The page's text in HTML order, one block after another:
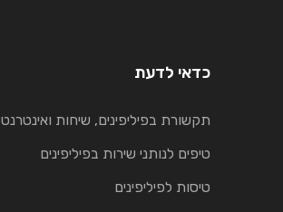
כדאי לדעת
תקשורת בפיליפינים, שיחות ואינטרנט
טיפים לנותני שירות בפיליפינים
טיסות לפיליפינים